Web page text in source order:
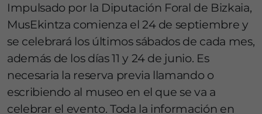
Impulsado por la Diputación Foral de Bizkaia,
MusEkintza comienza el 24 de septiembre y
se celebrará los últimos sábados de cada mes,
además de los días 11 y 24 de junio. Es
necesaria la reserva previa llamando o
escribiendo al museo en el que se va a
celebrar el evento. Toda la información en